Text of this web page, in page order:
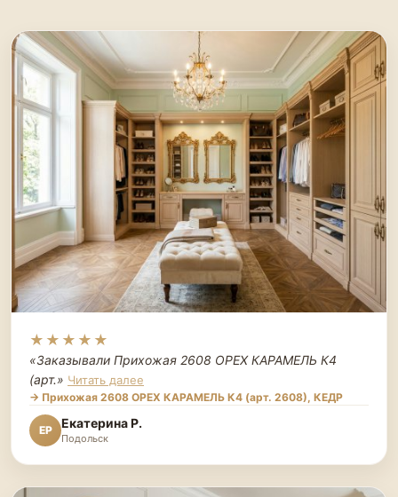
★★★★★
«Заказывали Прихожая 2608 ОРЕХ КАРАМЕЛЬ К4
(арт.» Читать далее
→ Прихожая 2608 ОРЕХ КАРАМЕЛЬ К4 (арт. 2608), КЕДР
ЕР Екатерина Р.
Подольск